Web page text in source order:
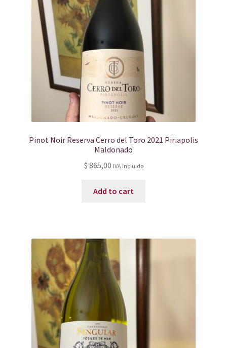
Pinot Noir Reserva Cerro del Toro 2021 Piriapolis
Maldonado
$ 865,00 IVA incluido
Add to cart